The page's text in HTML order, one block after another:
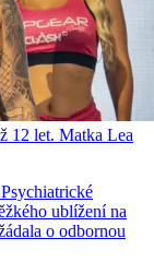
12 let. Matka Lea
ublížení na
o odbornou